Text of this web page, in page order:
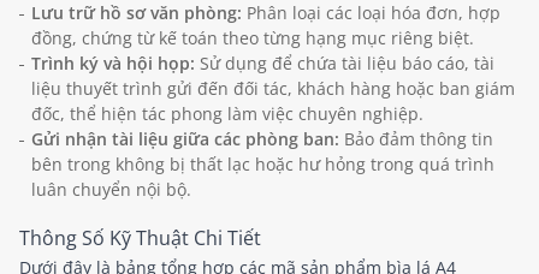
Lưu trữ hồ sơ văn phòng: Phân loại các loại hóa đơn, hợp
đồng, chứng từ kế toán theo từng hạng mục riêng biệt.
Trình ký và hội họp: Sử dụng để chứa tài liệu báo cáo, tài
liệu thuyết trình gửi đến đối tác, khách hàng hoặc ban giám
đốc, thể hiện tác phong làm việc chuyên nghiệp.
Gửi nhận tài liệu giữa các phòng ban: Bảo đảm thông tin
bên trong không bị thất lạc hoặc hư hỏng trong quá trình
luân chuyển nội bộ.
Thông Số Kỹ Thuật Chi Tiết
Dưới đây là bảng tổng hợp các mã sản phẩm bìa lá A4